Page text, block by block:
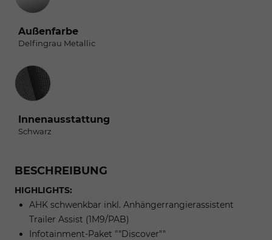
Außenfarbe
Delfingrau Metallic
Innenausstattung
Innenausstattung
Schwarz
BESCHREIBUNG
HIGHLIGHTS:
AHK schwenkbar inkl. Anhängerrangierassistent
Trailer Assist (1M9/PAB)
Infotainment-Paket ""Discover""